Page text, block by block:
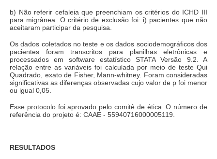
b) Não referir cefaleia que preenchiam os critérios do ICHD III
para migrânea. O critério de exclusão foi: i) pacientes que não
aceitaram participar da pesquisa.
Os dados coletados no teste e os dados sociodemográficos dos
pacientes foram transcritos para planilhas eletrônicas e
processados em software estatístico STATA Versão 9.2. A
relação entre as variáveis foi calculada por meio de teste Qui
Quadrado, exato de Fisher, Mann-whitney. Foram consideradas
significativas as diferenças observadas cujo valor de p foi menor
ou igual 0,05.
Esse protocolo foi aprovado pelo comitê de ética. O número de
referência do projeto é: CAAE - 55940716000005119.
RESULTADOS